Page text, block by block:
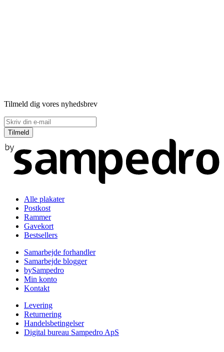
Tilmeld dig vores nyhedsbrev
Alle plakater
Postkost
Rammer
Gavekort
Bestsellers
Samarbejde forhandler
Samarbejde blogger
bySampedro
Min konto
Kontakt
Levering
Returnering
Handelsbetingelser
Digital bureau Sampedro ApS